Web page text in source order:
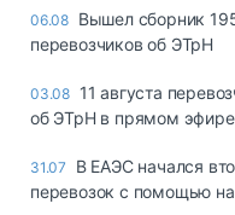
06.08 Вышел сборник
перевозчиков об ЭТрН
03.08 11 августа
об ЭТрН в прямом эфире
31.07
В ЕАЭС начался
перевозок с помощью